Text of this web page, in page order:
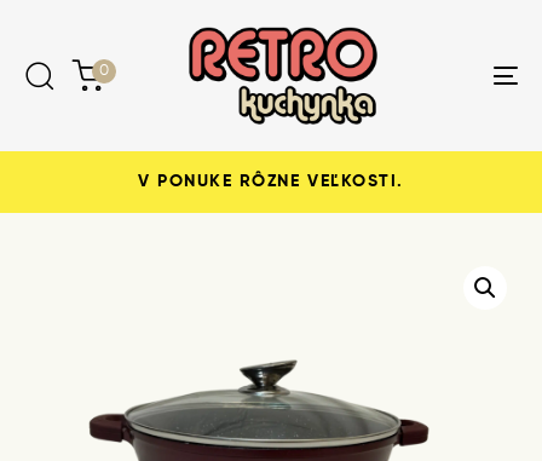
content
0
V PONUKE RÔZNE VEĽKOSTI.